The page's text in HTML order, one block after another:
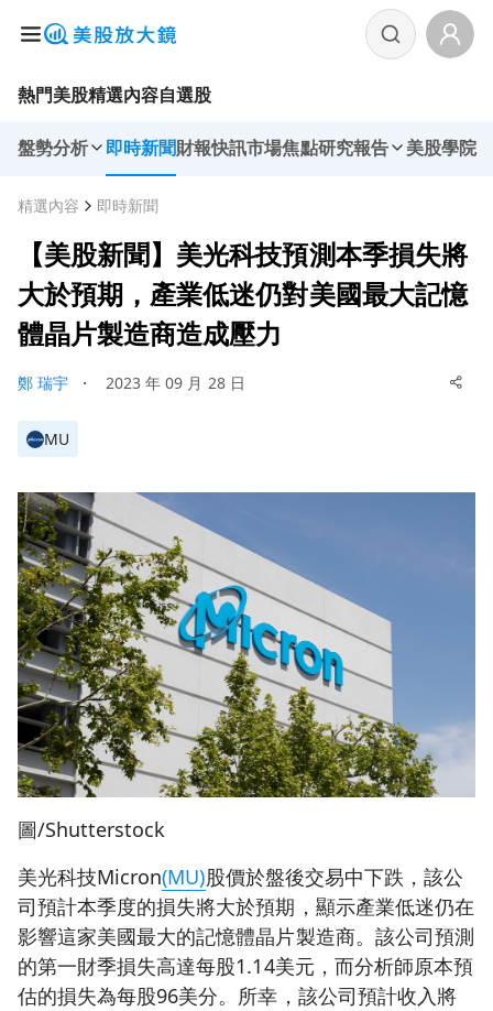
熱門美股精選內容自選股
盤勢分析 即時新聞財報快訊市場焦點研究報告 美股學院
精選內容 即時新聞
【美股新聞】美光科技預測本季損失將
大於預期，產業低迷仍對美國最大記憶
體晶片製造商造成壓力
鄭 瑞宇 ・ 2023 年 09 月 28 日
MU
圖/Shutterstock
美光科技Micron(MU)股價於盤後交易中下跌，該公
司預計本季度的損失將大於預期，顯示產業低迷仍在
影響這家美國最大的記憶體晶片製造商。該公司預測
的第一財季損失高達每股1.14美元，而分析師原本預
估的損失為每股96美分。所幸，該公司預計收入將